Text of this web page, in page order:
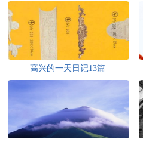
高兴的一天日记13篇